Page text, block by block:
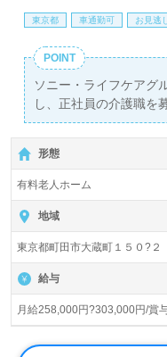
東京都 車通勤可 お見逃
POINT
ソニー・ライフケアグ
し、正社員の介護職を
から303,000円で、年2
た収入を得ることが可
町田鶴川」は、鶴川駅
車での通勤も可能です
境は、プライバシーが
支えます。
当施設では、ご利用者
ころ」「叶えたいこと
供しています。看護助
そのスキルを活かせる
た研修プログラムによ
形態
有料老人ホーム
地域
東京都町田市大蔵町１５０?２
給与
月給258,000円?303,000円/賞